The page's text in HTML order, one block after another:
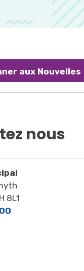
aux Nouvelles
nous
8L1